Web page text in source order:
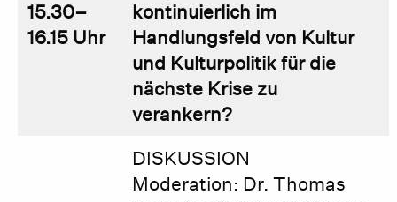
15.30–
16.15 Uhr
kontinuierlich im
Handlungsfeld von Kultur
und Kulturpolitik für die
nächste Krise zu
verankern?
DISKUSSION
Moderation: Dr. Thomas